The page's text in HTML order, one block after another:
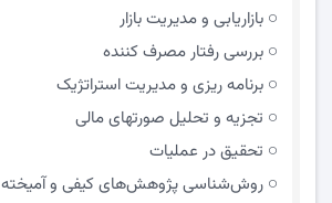
بازاریابی و مدیریت بازار
بررسی رفتار مصرف کننده
برنامه ریزی و مدیریت استراتژیک
تجزیه و تحلیل صورتهای مالی
تحقیق در عملیات
روش‌شناسی پژوهش‌های کیفی و آمیخته